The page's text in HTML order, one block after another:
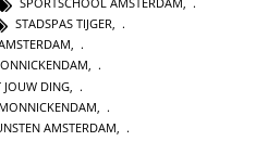
STADSPAS TIJGER,
,
,
JOUW DING
AMSTERDAM